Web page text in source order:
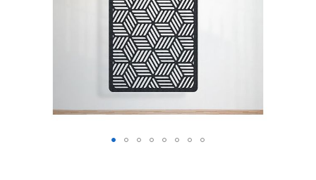
Akoestisch hangpaneel Cube Lines